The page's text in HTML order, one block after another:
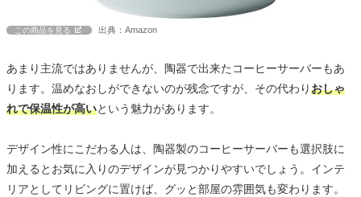
この商品を見る 出典：Amazon
あまり主流ではありませんが、陶器で出来たコーヒーサーバーもあ
ります。温めなおしができないのが残念ですが、その代わりおしゃ
れで保温性が高いという魅力があります。
デザイン性にこだわる人は、陶器製のコーヒーサーバーも選択肢に
加えるとお気に入りのデザインが見つかりやすいでしょう。インテ
リアとしてリビングに置けば、グッと部屋の雰囲気も変わります。